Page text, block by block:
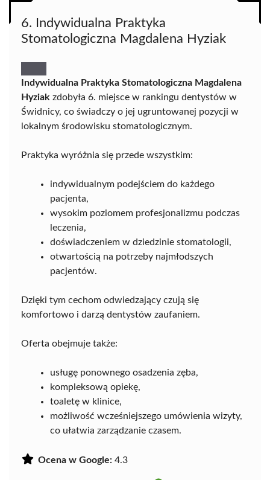
6. Indywidualna Praktyka
Stomatologiczna Magdalena Hyziak
Indywidualna Praktyka Stomatologiczna Magdalena
Hyziak zdobyła 6. miejsce w rankingu dentystów w
Świdnicy, co świadczy o jej ugruntowanej pozycji w
lokalnym środowisku stomatologicznym.
Praktyka wyróżnia się przede wszystkim:
indywidualnym podejściem do każdego
pacjenta,
wysokim poziomem profesjonalizmu podczas
leczenia,
doświadczeniem w dziedzinie stomatologii,
otwartością na potrzeby najmłodszych
pacjentów.
Dzięki tym cechom odwiedzający czują się
komfortowo i darzą dentystów zaufaniem.
Oferta obejmuje także:
usługę ponownego osadzenia zęba,
kompleksową opiekę,
toaletę w klinice,
możliwość wcześniejszego umówienia wizyty,
co ułatwia zarządzanie czasem.
Ocena w Google: 4.3